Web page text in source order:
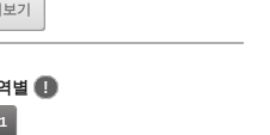
기
별
!